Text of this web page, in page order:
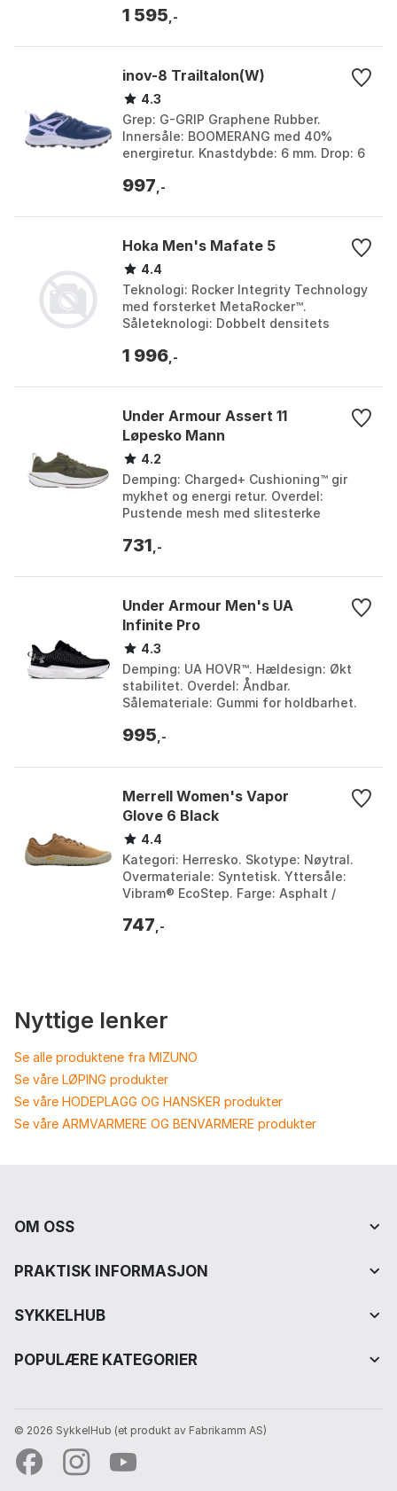
Black, Desert. Størrelse...
1 595 ,-
inov-8 Trailtalon(W)
4.3
Grep: G-GRIP Graphene Rubber.
Innersåle: BOOMERANG med 40%
energiretur. Knastdybde: 6 mm. Drop: 6
37, 38, 38.5, 40, 40.5...
997 ,-
Hoka Men's Mafate 5
4.4
Teknologi: Rocker Integrity Technology
med forsterket MetaRocker™.
Såleteknologi: Dobbelt densitets
Vibram® Megagrip knaster...
1 996 ,-
Under Armour Assert 11
Løpesko Mann
4.2
Demping: Charged+ Cushioning™ gir
mykhet og energi retur. Overdel:
Pustende mesh med slitesterke
Yttersåle: Slitesterk gummi med ...
731 ,-
Under Armour Men's UA
Infinite Pro
4.3
Demping: UA HOVR™. Hældesign: Økt
stabilitet. Overdel: Åndbar.
Sålemateriale: Gummi for holdbarhet.
Black 3, Cardinal ...
995 ,-
Merrell Women's Vapor
Glove 6 Black
4.4
Kategori: Herresko. Skotype: Nøytral.
Overmateriale: Syntetisk. Yttersåle:
Vibram® EcoStep. Farge: Asphalt /
brown, Eggshel...
747 ,-
Nyttige lenker
Se alle produktene fra MIZUNO
Se våre LØPING produkter
Se våre HODEPLAGG OG HANSKER produkter
Se våre ARMVARMERE OG BENVARMERE produkter
OM OSS
PRAKTISK INFORMASJON
SYKKELHUB
POPULÆRE KATEGORIER
© 2026 SykkelHub️ (et produkt av Fabrikamm AS)